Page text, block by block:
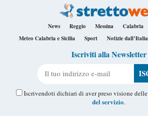
News Reggio Messina Calabria
Meteo Calabria e Sicilia
Sport Notizie dall’Italia
Iscriviti alla Newsletter
Iscrivendoti dichiari di aver preso visione delle
del servizio.